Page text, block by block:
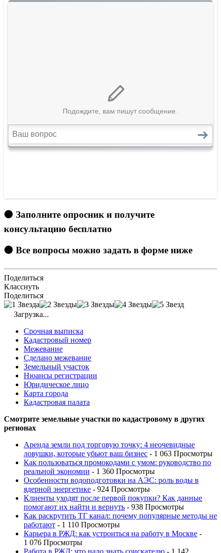
🟠 Заполните опросник и получите
консультацию бесплатно
🟠 Все вопросы можно задать в форме ниже
Поделиться
Класснуть
Поделиться
Загрузка...
Срочная выписка
Кадастровый номер
Межевание
Сделано межевание
Земельный участок
Нюансы регистрации
Юридическое лицо
Карта города
Кадастровая палата
Смотрите земельные участки по кадастровому в других
регионах
Аренда земли под торговую точку: 4 неочевидные
ловушки, которые убьют ваш бизнес - 1 063 Просмотры
Как пользоваться промокодами с умом: руководство по
реальной экономии - 1 360 Просмотры
Особенности водоподготовки на АЭС: роль воды в
ядерной энергетике - 924 Просмотры
Клиенты уходят после первой покупки? Как данные
помогают их найти и вернуть - 938 Просмотры
Как раскрутить ТГ канал: почему популярные методы не
работают - 1 110 Просмотры
Карьера в РЖД: как устроиться на работу в Москве -
1 076 Просмотры